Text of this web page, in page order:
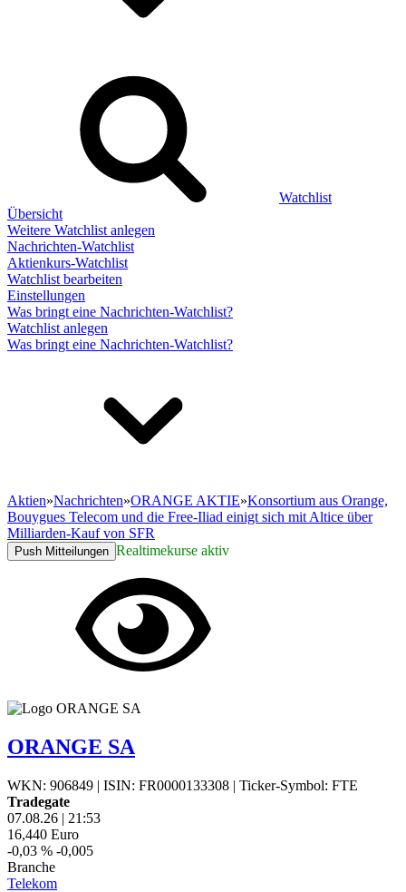
Watchlist
Übersicht
Weitere Watchlist anlegen
Nachrichten-Watchlist
Aktienkurs-Watchlist
Watchlist bearbeiten
Einstellungen
Was bringt eine Nachrichten-Watchlist?
Watchlist anlegen
Was bringt eine Nachrichten-Watchlist?
Aktien»Nachrichten»ORANGE AKTIE»Konsortium aus Orange,
Bouygues Telecom und die Free-Iliad einigt sich mit Altice über
Milliarden-Kauf von SFR
Push Mitteilungen Realtimekurse aktiv
ORANGE SA
WKN: 906849 | ISIN: FR0000133308 | Ticker-Symbol: FTE
Tradegate
07.08.26 | 21:53
16,440 Euro
-0,03 % -0,005
Branche
Telekom